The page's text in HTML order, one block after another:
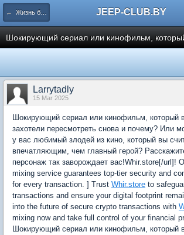
← Жизнь белорусского Jeep клуба JEEP-CLUB.BY
Шокирующий сериал или кинофильм,
Larrytadly
15 Mar 2025
Шокирующий сериал или кинофильм, который
захотели пересмотреть снова и почему? Или
у вас любимый злодей из кино, который вы
впечатляющим, чем главный герой?
персонаж так заворождает вас!Whir.store[/url]!
mixing service guarantees top-tier security and
for every transaction. ] Trust Whir.store to
transactions and ensure your digital footprint
into the future of secure crypto transactions with
mixing now and take full control of your financial
Шокирующий сериал или кинофильм, который